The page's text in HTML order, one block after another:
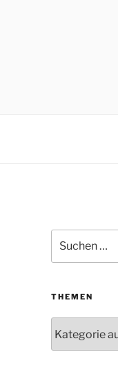
nach:
THEMEN